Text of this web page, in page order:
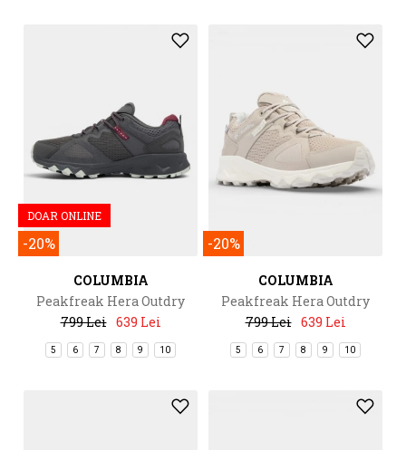
DOAR ONLINE
-20%
COLUMBIA
Peakfreak Hera Outdry
799 Lei 639 Lei
5 6 7 8 9 10
-20%
COLUMBIA
Peakfreak Hera Outdry
799 Lei 639 Lei
5 6 7 8 9 10